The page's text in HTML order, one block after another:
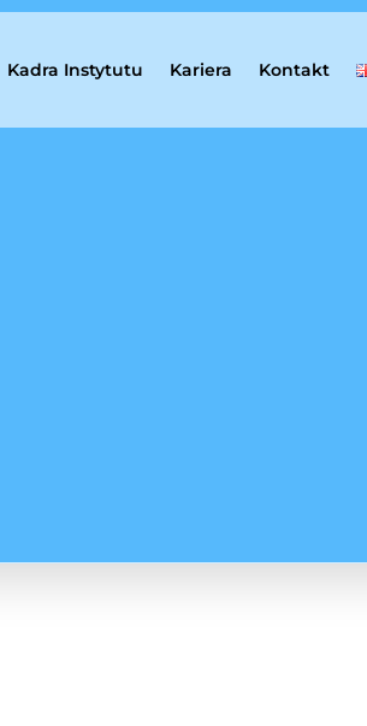
Kadra Instytutu Kariera Kontakt